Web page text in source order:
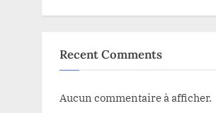
Recent Comments
Aucun commentaire à afficher.